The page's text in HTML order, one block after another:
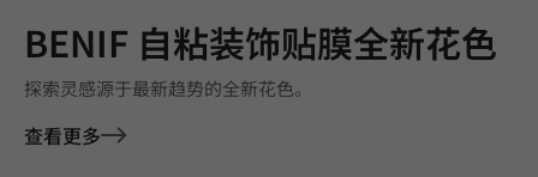
BENIF 自粘装饰贴膜全新花色
探索灵感源于最新趋势的全新花色。
查看更多